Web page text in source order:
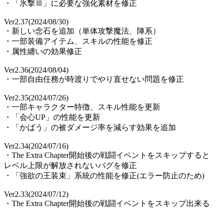
・「氷撃Ⅲ」に必要な強化素材を修正
Ver2.37(2024/08/30)
・新しい念石を追加（単体攻撃魔法、陣系）
・一部装備アイテム、スキルの性能を修正
・属性纏いの効果修正
Ver2.36(2024/08/04)
・一部自由任務が時渡りでやり直せない問題を修正
Ver2.35(2024/07/26)
・一部キャラクター特徴、スキル性能を更新
・「会心UP」の性能を更新
・「かばう」の被ダメージ率を減らす効果を追加
Ver2.34(2024/07/16)
・The Extra Chapter開始後の戦闘イベントをスキップすると
レベル上限が解放されないバグを修正
・「強欲の王装束」系統の性能を修正(エラー防止のため)
Ver2.33(2024/07/12)
・The Extra Chapter開始後の戦闘イベントをスキップ出来る